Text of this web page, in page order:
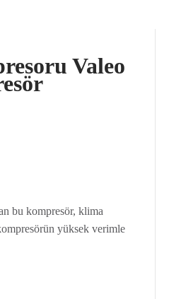
bu kompresör, klima
yüksek verimle